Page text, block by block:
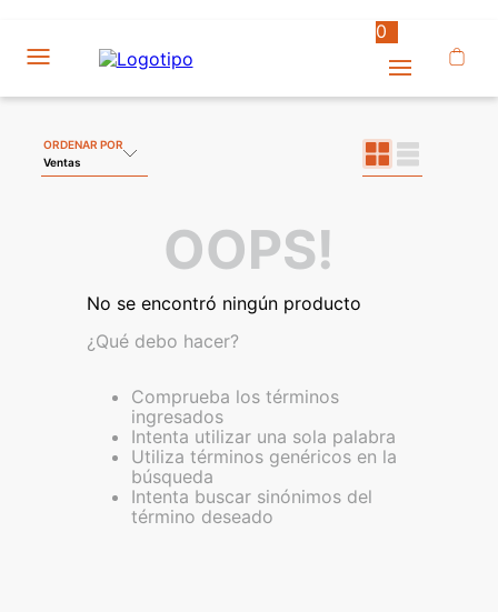
0
ORDENAR POR
Ventas
OOPS!
No se encontró ningún producto
¿Qué debo hacer?
Comprueba los términos
ingresados
Intenta utilizar una sola palabra
Utiliza términos genéricos en la
búsqueda
Intenta buscar sinónimos del
término deseado